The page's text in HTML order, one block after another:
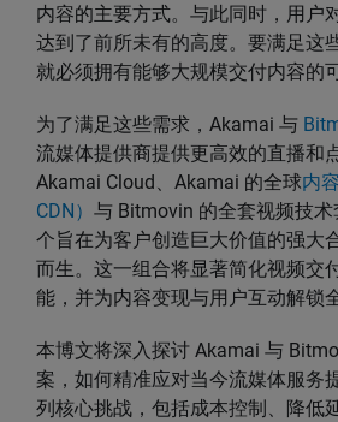
内容的主要方式。与此同时，用户
达到了前所未有的高度。要满足这
就必须拥有能够大规模交付内容的
为了满足这些需求，Akamai 与
流媒体提供商提供更高效的直播和
Akamai Cloud、Akamai 的全球内
CDN） 与 Bitmovin 的全套视频技
个旨在为客户创造巨大价值的强大
而生。这一组合将显著简化视频交
能，并为内容变现与用户互动解锁
本博文将深入探讨 Akamai 与
案，如何精准应对当今流媒体服务
列核心挑战，包括成本控制、降低